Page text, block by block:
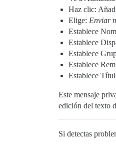
Haz clic:
Elige: Enviar
Establece
Establece
Establece
Establece
Establece
Este mensaje
edición del texto
Si detectas